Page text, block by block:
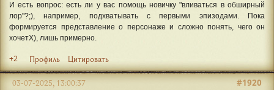
И есть вопрос: есть ли у вас помощь новичку "вливаться в обширный
лор"?;), например, подхватывать с первыми эпизодами. Пока
формируется представление о персонаже и сложно понять, чего он
хочетХ), лишь примерно.
+2 Профиль Цитировать
#1920
03-07-2025, 13:00:37